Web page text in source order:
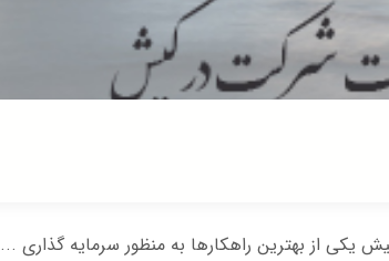
از بهترین راهکارها به منظور سرمایه گذاری ...